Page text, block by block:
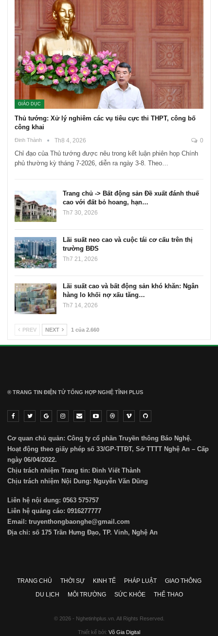
GIÁO DỤC
Thủ tướng: Xử lý nghiêm các vụ tiêu cực thi THPT, công bố
công khai
Đinh Thành Th8 4, 2026 0
Chỉ đạo của Thủ tướng được nêu trong kết luận phiên họp Chính
phủ thường kỳ tháng 7-2026, diễn ra ngày 3-8. Theo…
Trang chủ -> Bất động sản Đề xuất đánh thuế
cao với đất bỏ hoang, hạn…
Th7 30, 2026
Lãi suất neo cao và cuộc tái cơ cấu trên thị
trường BĐS
Th7 21, 2026
Lãi suất cao và bất động sản khó khăn: Ngân
hàng lo khối nợ xấu tăng…
Th7 14, 2026
PREV NEXT 1 của 2.660
® TRANG TIN ĐIỆN TỬ ТỔNG HỢP NGHỆ TĨNH PLUS
Cơ quan chủ quản: Công ty cổ phần Truyền thông Báo Nghệ.
Hoạt động theo giấy phép số 33/GP-TTĐT, Sở TTTT Nghệ An – Cấp
ngày 06/04/2022.
Chịu trách nhiệm Trang tin: Đinh Viết Thành
Chịu trách nhiệm Nội Dung: Nguyễn Văn Dũng
Liên hệ nội dung: 0563 575757
Liên hệ quảng cáo: 0916277777
Email: truyenthongbaonghe@gmail.com
Địa chỉ: số 175 Trần Hưng Đạo, TP. Vinh, Nghệ An
TRANG CHỦ THỜI SỰ KINH TẾ PHÁP LUẬT
GIAO THÔNG
DU LỊCH
MÔI TRƯỜNG SỨC KHỎE THỂ THAO
© 2026 - Nghetinhplus.vn. All Rights Reserved.
Thiết kế bởi: Võ Gia Digital